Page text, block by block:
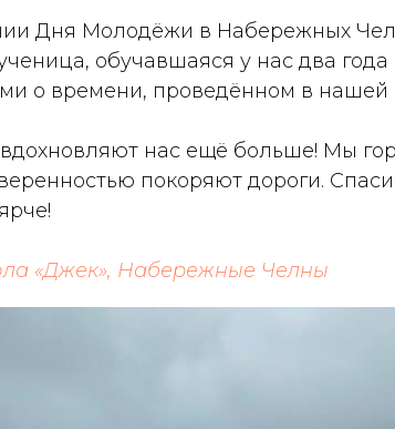
Дня Молодёжи в Набережных
обучавшаяся у нас два
о времени, проведённом в нашей
вдохновляют нас ещё больше! Мы
покоряют дороги.
«Джек», Набережные Челны